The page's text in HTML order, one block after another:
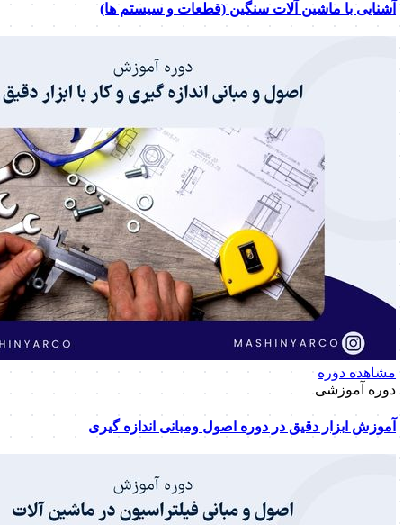
آشنایی با ماشین آلات سنگین (قطعات و سیستم ها)
مشاهده دوره
دوره آموزشی
آموزش ابزار دقیق در دوره اصول ومبانی اندازه گیری